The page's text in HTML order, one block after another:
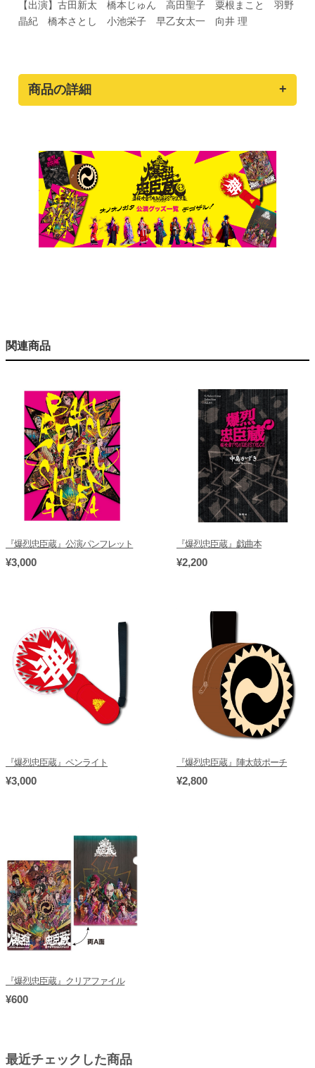
【出演】古田新太 橋本じゅん 高田聖子 粟根まこと 羽野
晶紀 橋本さとし 小池栄子 早乙女太一 向井 理
商品の詳細
関連商品
『爆烈忠臣蔵』公演パンフレット
¥3,000
『爆烈忠臣蔵』戯曲本
¥2,200
『爆烈忠臣蔵』ペンライト
¥3,000
『爆烈忠臣蔵』陣太鼓ポーチ
¥2,800
『爆烈忠臣蔵』クリアファイル
¥600
最近チェックした商品